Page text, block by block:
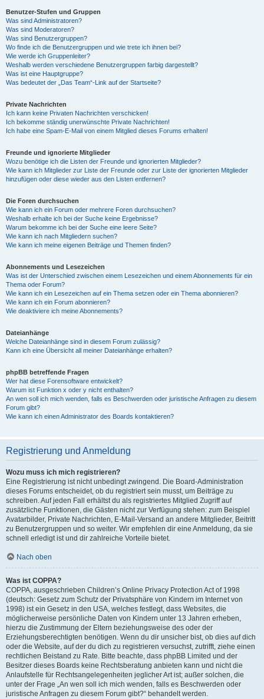
V
d
e
o
Benutzer-Stufen und Gruppen
Was sind Administratoren?
Was sind Moderatoren?
Was sind Benutzergruppen?
Wo finde ich die Benutzergruppen und wie trete ich ihnen bei?
Wie werde ich Gruppenleiter?
Weshalb werden verschiedene Benutzergruppen farbig dargestellt?
Was ist eine Hauptgruppe?
Was bedeutet der „Das Team“-Link auf der Startseite?
Private Nachrichten
Ich kann keine Privaten Nachrichten verschicken!
Ich bekomme ständig unerwünschte Private Nachrichten!
Ich habe eine Spam-E-Mail von einem Mitglied dieses Forums erhalten!
Freunde und ignorierte Mitglieder
Wozu benötige ich die Listen der Freunde und ignorierten Mitglieder?
Wie kann ich Mitglieder zur Liste der Freunde oder zur Liste der ignorierten Mitglieder
hinzufügen oder diese wieder aus den Listen entfernen?
Die Foren durchsuchen
Wie kann ich ein Forum oder mehrere Foren durchsuchen?
Weshalb erhalte ich bei der Suche keine Ergebnisse?
Warum bekomme ich bei der Suche eine leere Seite?
Wie kann ich nach Mitgliedern suchen?
Wie kann ich meine eigenen Beiträge und Themen finden?
Abonnements und Lesezeichen
Was ist der Unterschied zwischen einem Lesezeichen und einem Abonnements für ein
Thema oder Forum?
Wie kann ich ein Lesezeichen auf ein Thema setzen oder ein Thema abonnieren?
Wie kann ich ein Forum abonnieren?
Wie deaktiviere ich meine Abonnements?
Dateianhänge
Welche Dateianhänge sind in diesem Forum zulässig?
Kann ich eine Übersicht all meiner Dateianhänge erhalten?
phpBB betreffende Fragen
Wer hat diese Forensoftware entwickelt?
Warum ist Funktion x oder y nicht enthalten?
An wen soll ich mich wenden, falls es Beschwerden oder juristische Anfragen zu diesem
Forum gibt?
Wie kann ich einen Administrator des Boards kontaktieren?
Registrierung und Anmeldung
Wozu muss ich mich registrieren?
Eine Registrierung ist nicht unbedingt zwingend. Die Board-Administration
dieses Forums entscheidet, ob du registriert sein musst, um Beiträge zu
schreiben. Auf jeden Fall erhältst du als registriertes Mitglied Zugriff auf
zusätzliche Funktionen, die Gästen nicht zur Verfügung stehen: zum Beispiel
Avatarbilder, Private Nachrichten, E-Mail-Versand an andere Mitglieder, Beitritt
zu Benutzergruppen und so weiter. Wir empfehlen dir eine Anmeldung, da sie
schnell erledigt ist und dir zahlreiche Vorteile bietet.
Nach oben
Was ist COPPA?
COPPA, ausgeschrieben Children’s Online Privacy Protection Act of 1998
(deutsch: Gesetz zum Schutz der Privatsphäre von Kindern im Internet von
1998) ist ein Gesetz in den USA, welches festlegt, dass Websites, die
möglicherweise persönliche Daten von Kindern unter 13 Jahren erheben,
hierzu die Zustimmung der Eltern beziehungsweise des oder der
Erziehungsberechtigten benötigen. Wenn du dir unsicher bist, ob dies auf dich
oder die Website, auf der du dich zu registrieren versuchst, zutrifft, ziehe einen
rechtlichen Beistand zu Rate. Bitte beachte, dass phpBB Limited und der
Besitzer dieses Boards keine Rechtsberatung anbieten kann und nicht die
Anlaufstelle für Rechtsangelegenheiten jeglicher Art ist; außer solchen, die
unter der Frage „An wen soll ich mich wenden, falls es Beschwerden oder
juristische Anfragen zu diesem Forum gibt?“ behandelt werden.